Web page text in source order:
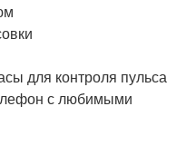
для контроля пульса
с любимыми